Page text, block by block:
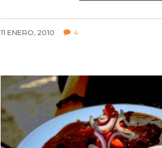
11 ENERO, 2010 4